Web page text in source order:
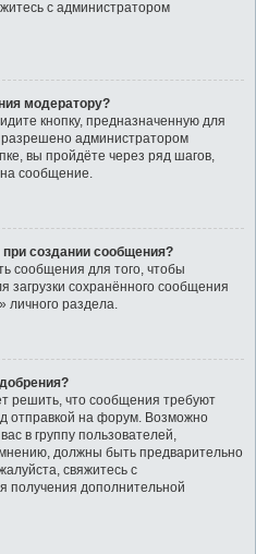
с администратором
модератору?
кнопку, предназначенную для
администратором
вы пройдёте через ряд шагов,
сообщение.
при создании сообщения?
сообщения для того, чтобы
загрузки сохранённого сообщения
личного раздела.
решить, что сообщения требуют
отправкой на форум. Возможно
в группу пользователей,
должны быть предварительно
свяжитесь с
получения дополнительной